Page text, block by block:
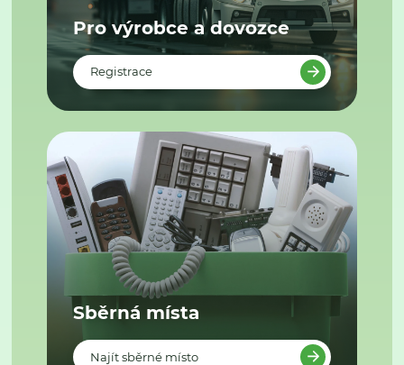
Pro výrobce a dovozce
Registrace
Sběrná místa
Najít sběrné místo